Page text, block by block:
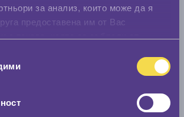
за анализ, които може да я
предоставена им от Вас